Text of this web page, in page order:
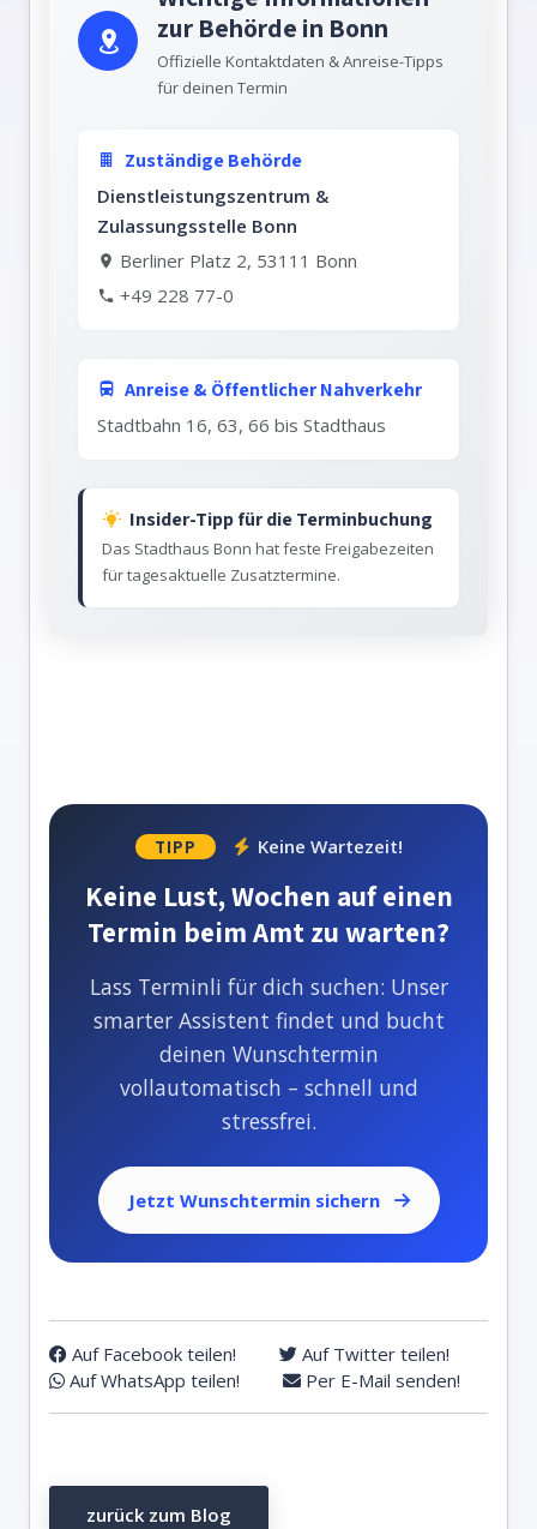
zur Behörde in Bonn
Offizielle Kontaktdaten & Anreise-Tipps
für deinen Termin
Zuständige Behörde
Dienstleistungszentrum &
Zulassungsstelle Bonn
Berliner Platz 2, 53111 Bonn
+49 228 77-0
Anreise & Öffentlicher Nahverkehr
Stadtbahn 16, 63, 66 bis Stadthaus
Insider-Tipp für die Terminbuchung
Das Stadthaus Bonn hat feste Freigabezeiten
für tagesaktuelle Zusatztermine.
TIPP Keine Wartezeit!
Keine Lust, Wochen auf einen
Termin beim Amt zu warten?
Lass Terminli für dich suchen: Unser
smarter Assistent findet und bucht
deinen Wunschtermin
vollautomatisch – schnell und
stressfrei.
Jetzt Wunschtermin sichern
Auf Facebook teilen!
Auf Twitter teilen!
Auf WhatsApp teilen!
Per E-Mail senden!
zurück zum Blog